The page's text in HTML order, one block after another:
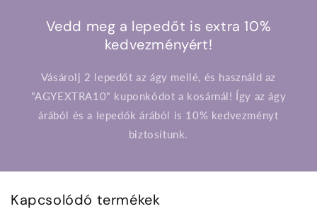
Vedd meg a lepedőt is extra 10%
kedvezményért!
Vásárolj 2 lepedőt az ágy mellé, és használd az
"AGYEXTRA10" kuponkódot a kosárnál! Így az ágy
árából és a lepedők árából is 10% kedvezményt
biztosítunk.
Kapcsolódó termékek